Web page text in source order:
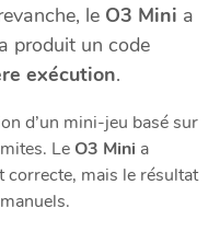
le O3 Mini a
produit un code
exécution.
d’un mini-jeu basé sur
Le O3 Mini a
correcte, mais le résultat